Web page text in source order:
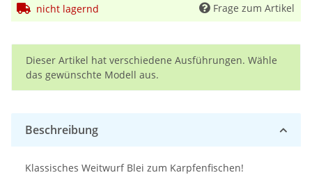
nicht lagernd Frage zum Artikel
x
Dieser Artikel hat verschiedene Ausführungen. Wähle
das gewünschte Modell aus.
Beschreibung
Klassisches Weitwurf Blei zum Karpfenfischen!